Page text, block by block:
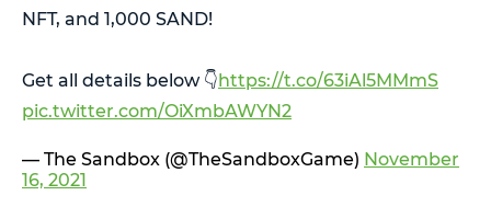
NFT, and 1,000 SAND!
Get all details below 👇https://t.co/63iAl5MMmS
pic.twitter.com/OiXmbAWYN2
— The Sandbox (@TheSandboxGame) November
16, 2021